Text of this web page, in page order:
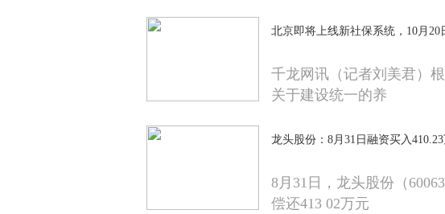
北京即将上线新社保系统，10月20
千龙网讯（记者刘美君）
关于建设统一的养
龙头股份：8月31日融资买入
8月31日，龙头股份（
偿还413 02万元